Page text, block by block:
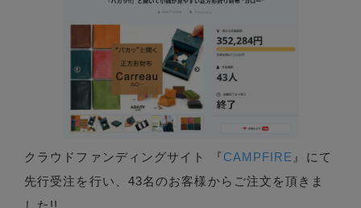
クラウドファンディングサイト 『CAMPFIRE 』にて
先行受注を行い、43名のお客様からご注文を頂きま